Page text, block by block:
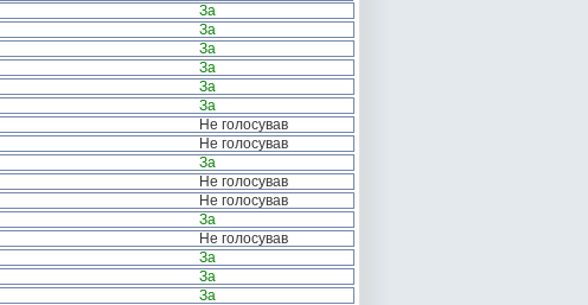
За
За
За
За
За
За
Не голосував
Не голосував
За
Не голосував
Не голосував
За
Не голосував
За
За
За